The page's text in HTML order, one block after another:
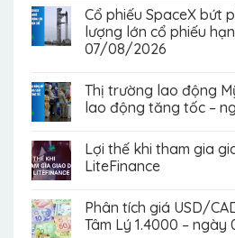
Cổ phiếu SpaceX bứt
lượng lớn cổ phiếu
07/08/2026
Thị trường lao động
lao động tăng tốc –
Lợi thế khi tham gia
LiteFinance
Phân tích giá USD/
Tâm Lý 1.4000 –